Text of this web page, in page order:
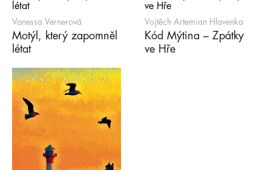
Vanessa Vernerová
Motýl, který zapomněl
létat
Vojtěch Artemian Hlavenka
Kód Mýtina – Zpátky
ve Hře